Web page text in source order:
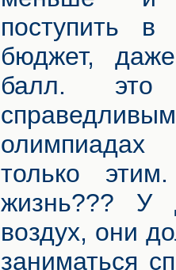
поступить
бюджет,
балл.
только
жизнь??? У
воздух, они
заниматься